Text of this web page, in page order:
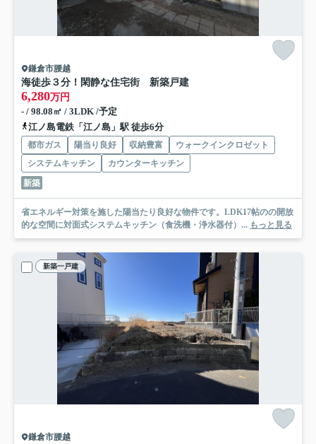
鎌倉市腰越
海徒歩３分！閑静な住宅街 新築戸建
6,280万円
- / 98.08㎡ / 3LDK /予定
江ノ島電鉄「江ノ島」駅 徒歩6分
都市ガス 陽当り良好 収納豊富
ウォークインクロゼット
システムキッチン
カウンターキッチン
新築
省エネルギー対策を施した陽当たり良好な物件です。LDK17帖のの開放
的な空間に対面式システムキッチン（食洗機・浄水器付）... もっと見る
新築一戸建
鎌倉市腰越